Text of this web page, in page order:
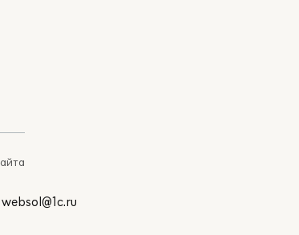
websol@1c.ru